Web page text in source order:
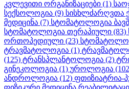
კვლევითი ორგანიზაციები (1)
სექსოლოგია (9) სისხლძარღვთა
მედიცინა (7) სტომატოლოგია
სტომატოლოგია თერაპიული (83)
ორთოპედიული (23)
ტრავმატოლოგია (1)
(125) ტრანსპლანტოლოგია (2)
გინეკოლოგია (1) უროლოგია
ანდროლოგია (12)
ფიზიკური